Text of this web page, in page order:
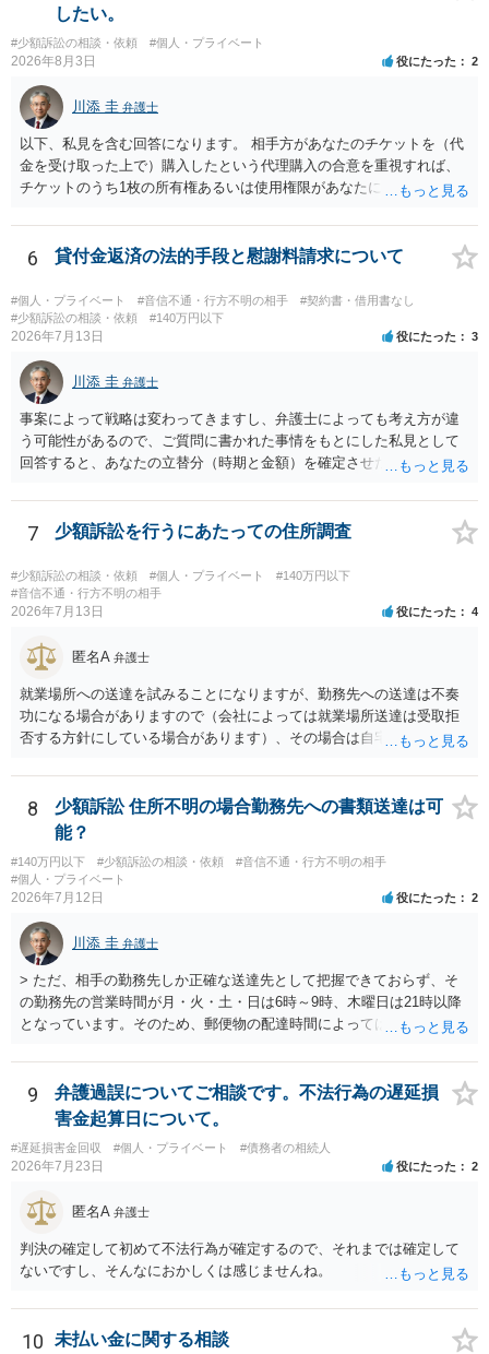
したい。
#少額訴訟の相談・依頼 #個人・プライベート
2026年8月3日 役にたった 2
川添 圭 弁護士
以下、私見を含む回答になります。 相手方があなたのチケットを（代
金を受け取った上で）購入したという代理購入の合意を重視すれば、
チケットのうち1枚の所有権あるいは使用権限があなたにあり、チケッ
す。 一方、このチケット購入には「相手方と一緒に行く」という合意
も付随していたことを無視することができません。こちらを重視すれ
ば、交際を終了させたことにより「一緒に行く」という結果の実現に
重大な障害が発生しており、当然にチケットを引き渡すべきといえる
かは微妙であり、むしろ返金すべきとするのが当事者の合理的意思に
合致するのではないか、という判断に傾くことになると思います。 例
えば、当該チケットが座席指定である場合、交際を解消した2人が当日
隣り合わせになることは避けたいという心理が働くことも無理からぬ
ところです。一方、チケットがエリア指定のアリーナ席であれば隣り
合わせにならずに済むかもしれませんし、そのチケットが入手困難で
あったり特別席であったりすれば、判断は変わってくるかもしれませ
ん。当該チケットがチケット転売防止法に規定する特定興行入場券に
法的には「当事者の合理的意思」がどこにあるのかを追求した解決が
ても回答は異なるかもしれません。
6 貸付金返済の法的手段と慰謝料請求について
#個人・プライベート #音信不通・行方不明の相手
#契約書・借用書なし
#少額訴訟の相談・依頼
#140万円以下
2026年7月13日 役にたった 3
川添 圭 弁護士
事案によって戦略は変わってきますし、弁護士によっても考え方が違
う可能性があるので、ご質問に書かれた事情をもとにした私見として
回答すると、あなたの立替分（時期と金額）を確定させた上で、淡々
と、もし異議申立てがなされる可能性が高そうであれば時間の浪費
（通常訴訟へ移行する日数分空転する）になりますし、支払督促及び
その異議後の通常訴訟は相手方の住所地が管轄裁判所になるため（特
に相手方が遠方である場合は）対応が面倒な場合があるからです。相
手方の主張については、和解で減額を考慮すればよいと思います。 な
お、残念ながら、「連絡も返ってこず、返済の目処も立たずで精神的
せん。
7 少額訴訟を行うにあたっての住所調査
#少額訴訟の相談・依頼 #個人・プライベート
#140万円以下
#音信不通・行方不明の相手
2026年7月13日 役にたった 4
匿名A 弁護士
就業場所への送達を試みることになりますが、勤務先への送達は不奏
功になる場合がありますので（会社によっては就業場所送達は受取拒
否する方針にしている場合があります）、その場合は自宅の住所調査
8
少額訴訟 住所不明の場合勤務先への書類送達は可
能？
#140万円以下 #少額訴訟の相談・依頼
#音信不通・行方不明の相手
#個人・プライベート
2026年7月12日 役にたった 2
川添 圭 弁護士
> ただ、相手の勤務先しか正確な送達先として把握できておらず、そ
の勤務先の営業時間が月・火・土・日は6時～9時、木曜日は21時以降
となっています。そのため、郵便物の配達時間によっては受け取りが
夜間の送達を上申するのが基本になりますが、感覚的には郵便局を動
かすには早すぎるので執行官送達を申し立てる必要があるかもしれま
せん。裁判所としては（あまりに特殊すぎて）就業場所送達を認めな
い可能性もありますし、執行官送達には費用もかかりますので、まず
は裁判所へ相談した方がよいと思います。
9
弁護過誤についてご相談です。不法行為の遅延損
害金起算日について。
#遅延損害金回収 #個人・プライベート #債務者の相続人
2026年7月23日 役にたった 2
匿名A 弁護士
判決の確定して初めて不法行為が確定するので、それまでは確定して
ないですし、そんなにおかしくは感じませんね。
10 未払い金に関する相談